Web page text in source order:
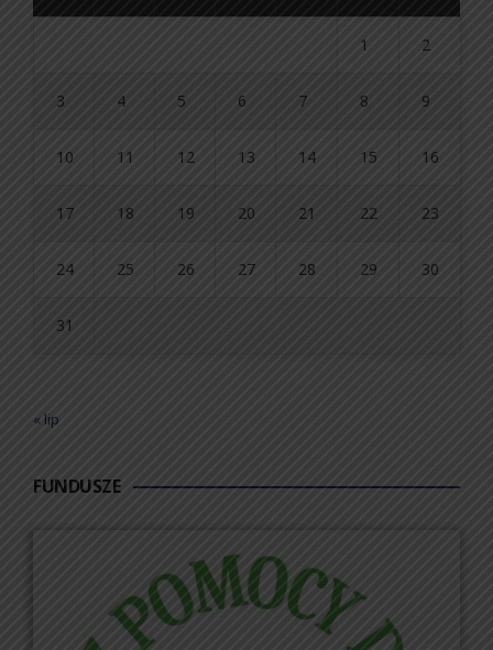
1 2
3 4 5 6 7 8 9
10 11 12 13 14 15 16
17 18 19 20 21 22 23
24 25 26 27 28 29 30
31
« lip
FUNDUSZE